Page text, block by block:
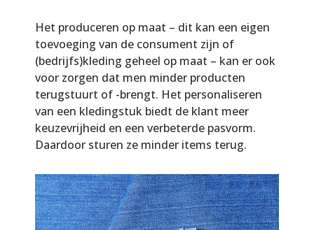
Het produceren op maat – dit kan een eigen
toevoeging van de consument zijn of
(bedrijfs)kleding geheel op maat – kan er ook
voor zorgen dat men minder producten
terugstuurt of -brengt. Het personaliseren
van een kledingstuk biedt de klant meer
keuzevrijheid en een verbeterde pasvorm.
Daardoor sturen ze minder items terug.